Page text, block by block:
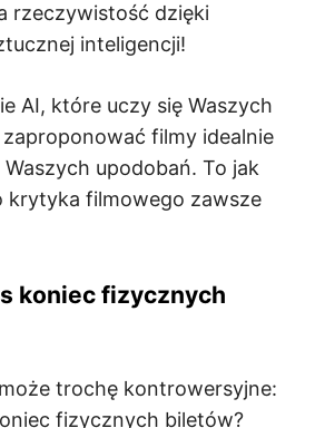
rzeczywistość dzięki
inteligencji!
AI, które uczy się Waszych
filmy idealnie
upodobań. To jak
krytyka filmowego zawsze
koniec fizycznych
trochę kontrowersyjne:
fizycznych biletów?